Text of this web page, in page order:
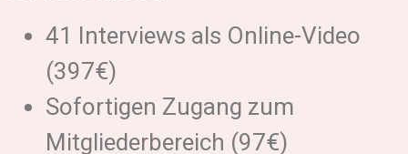
41 Interviews als Online-Video
(397€)
Sofortigen Zugang zum
Mitgliederbereich (97€)